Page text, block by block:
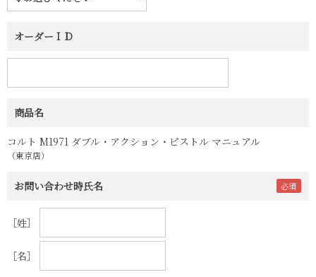
オーダーＩＤ
商品名
コルト M1971 ダブル・アクション・ピストル マニュアル
（東京店）
お問い合わせ時氏名
［姓］
［名］